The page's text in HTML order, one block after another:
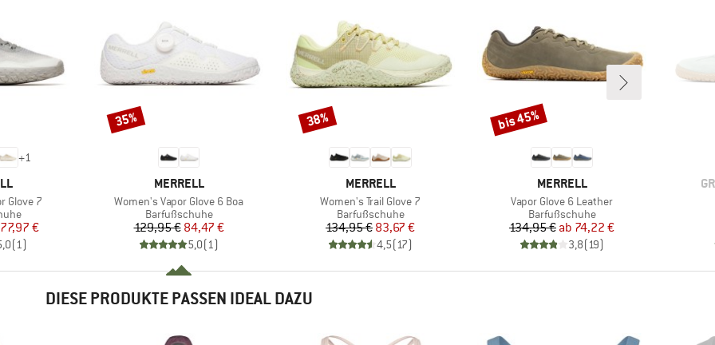
+1
Glove 7
Preis
77,97 €
(1)
MARKE
MERRELL
Artikel
Women's Vapor Glove 6 Boa
Produktgruppe
Barfußschuhe
Preis
129,95 €reduzierter Preis
84,47 €
5,0(1)
Rabatt
35%
MARKE
MERRELL
Artikel
Women's Trail Glove 7
Produktgruppe
Barfußschuhe
Preis
134,95 €reduzierter Preis
83,67 €
4,5(17)
Rabatt
38%
MARKE
MERRELL
Artikel
Vapor Glove 6 Leather
Produktgruppe
Barfußschuhe
Preis
134,95 € reduzierter Preis
ab 74,22 €
3,8(19)
Rabatt
bis 45%
DIESE PRODUKTE PASSEN IDEAL DAZU